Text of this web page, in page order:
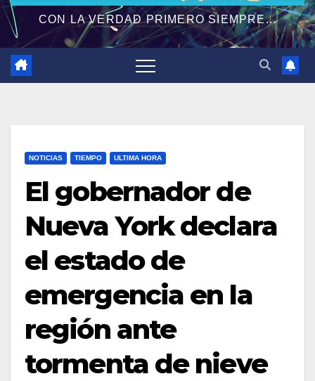
CON LA VERDAD PRIMERO SIEMPRE...
NOTICIAS TIEMPO ULTIMA HORA
El gobernador de
Nueva York declara
el estado de
emergencia en la
región ante
tormenta de nieve